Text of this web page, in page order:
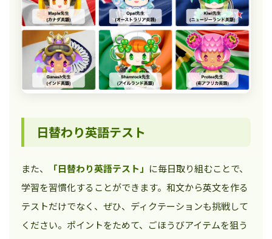
日替わり英語テスト
また、 「日替わり英語テスト」 に毎日取り組むことで、
学習を習慣化することができます。和文から英文を作る
テストだけでなく、ぜひ、ディクテーションも挑戦して
ください。ポイントをためて、ごほうびアイテムを狙う